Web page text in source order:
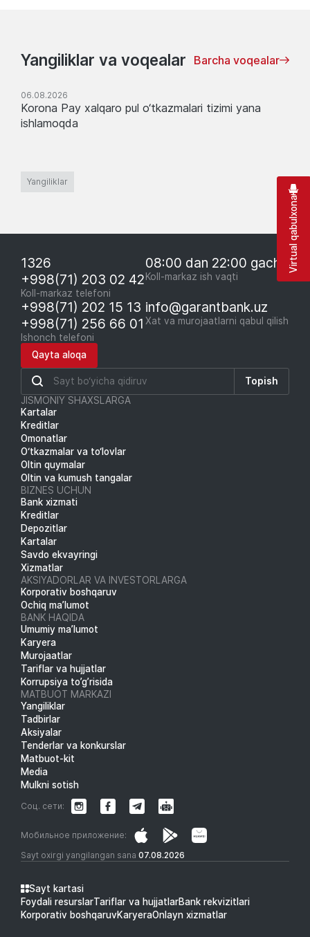
Yangiliklar va voqealar Barcha voqealar
06.08.2026
Korona Pay xalqaro pul o‘tkazmalari tizimi yana
ishlamoqda
Yangiliklar
1326
+998(71) 203 02 42
Koll-markaz telefoni
08:00 dan 22:00 gacha
Koll-markaz ish vaqti
+998(71) 202 15 13
+998(71) 256 66 01
Ishonch telefoni
info@garantbank.uz
Xat va murojaatlarni qabul qilish
Qayta aloqa
Topish
JISMONIY SHAXSLARGA
Kartalar
Kreditlar
Omonatlar
O‘tkazmalar va to‘lovlar
Oltin quymalar
Oltin va kumush tangalar
BIZNES UCHUN
Bank xizmati
Kreditlar
Depozitlar
Kartalar
Savdo ekvayringi
Xizmatlar
AKSIYADORLAR VA INVESTORLARGA
Korporativ boshqaruv
Ochiq ma’lumot
BANK HAQIDA
Umumiy ma’lumot
Karyera
Murojaatlar
Tariflar va hujjatlar
Korrupsiya to’g’risida
MATBUOT MARKAZI
Yangiliklar
Tadbirlar
Aksiyalar
Tenderlar va konkurslar
Matbuot-kit
Media
Mulkni sotish
Sayt oxirgi yangilangan sana 07.08.2026
Мобильное приложение:
Соц. сети:
Sayt kartasi
Foydali resurslarTariflar va hujjatlarBank rekvizitlari
Korporativ boshqaruvKaryeraOnlayn xizmatlar
Virtual qabulxona